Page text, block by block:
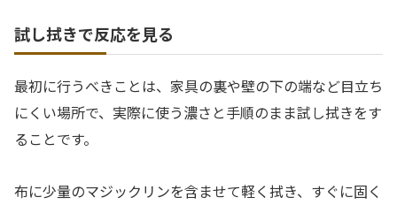
試し拭きで反応を見る
最初に行うべきことは、家具の裏や壁の下の端など目立ち
にくい場所で、実際に使う濃さと手順のまま試し拭きをす
ることです。
布に少量のマジックリンを含ませて軽く拭き、すぐに固く